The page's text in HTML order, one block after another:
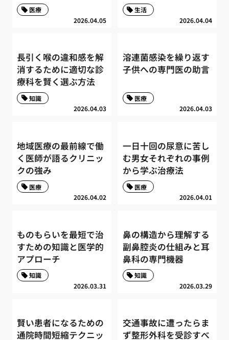
2026.04.05
医療
2026.04.04
生活
長引く喉の違和感を解
消するために適切な診
療科を賢く選ぶ方法
2026.04.03
知識
溶連菌感染を繰り返す
子供への専門医の助言
2026.04.03
医療
地域医療の最前線で働
く医師が語るクリニッ
クの強み
2026.04.02
医療
一日十回の尿意に苦し
む男女それぞれの事例
から学ぶ治療法
2026.04.01
医療
ものもらいを最短で治
すための知識と医学的
アプローチ
2026.03.31
知識
鼻の構造から理解する
副鼻腔炎の仕組みと耳
鼻科の専門機器
2026.03.29
知識
賢い患者になるための
通院時間短縮テクニッ
交通事故に遭ったらま
ず整形外科を受診すべ